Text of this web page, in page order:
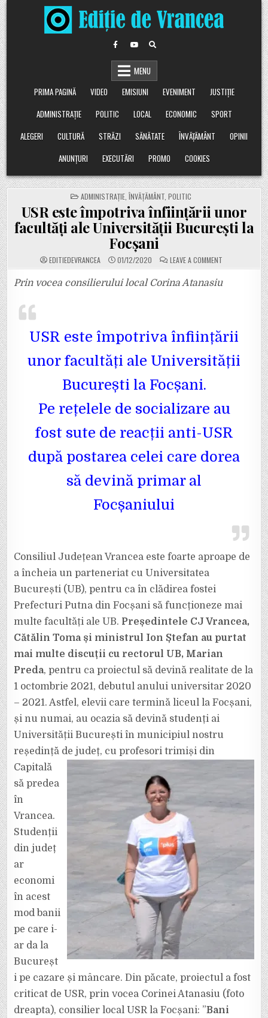
Skip
to
content
MENU
PRIMA PAGINĂ
VIDEO EMISIUNI EVENIMENT
JUSTIȚIE
ADMINISTRAȚIE
POLITIC LOCAL ECONOMIC
SPORT
ALEGERI
CULTURĂ STRĂZI SĂNĂTATE ÎNVĂȚĂMÂNT
OPINII
ANUNȚURI
EXECUTĂRI PROMO COOKIES
POSTED
IN
ADMINISTRAȚIE ÎNVĂȚĂMÂNT POLITIC
USR este împotriva înființării unor
facultăți ale Universității București la
Focșani
EDITIEDEVRANCEA 01/12/2020 LEAVE A COMMENTON
USR
ÎMPOTRIVA
ÎNFIINȚĂRII
UNIVERSITĂȚII
FOCȘANI
Prin vocea consilierului local Corina Atanasiu
USR este împotriva înființării
unor facultăți ale Universității
București la Focșani.
Pe rețelele de socializare au
fost sute de reacții anti-USR
după postarea celei care dorea
să devină primar al
Focșaniului
Consiliul Județean Vrancea este foarte aproape de
a încheia un parteneriat cu Universitatea
București (UB), pentru ca în clădirea fostei
Prefecturi Putna din Focșani să funcționeze mai
multe facultăți ale UB. Președintele CJ Vrancea,
Cătălin Toma și ministrul Ion Ștefan au purtat
mai multe discuții cu rectorul UB, Marian
Preda, pentru ca proiectul să devină realitate de la
1 octombrie 2021, debutul anului universitar 2020
– 2021. Astfel, elevii care termină liceul la Focșani,
și nu numai, au ocazia să devină studenți ai
Universității București în municipiul nostru
reședință de județ, cu profesori trimiși din
Capitală
să predea
în
Vrancea.
Studenții
din județ
ar
economi
în acest
mod banii
pe care i-
ar da la
Bucureșt
i pe cazare și mâncare. Din păcate, proiectul a fost
criticat de USR, prin vocea Corinei Atanasiu (foto
dreapta), consilier local USR la Focșani: ”Bani